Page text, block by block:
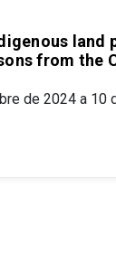
land
from the
de 2024 a 10